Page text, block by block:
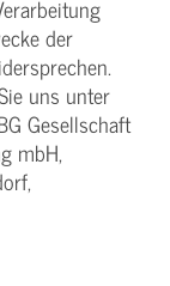
der
uns unter
Gesellschaft
mbH,